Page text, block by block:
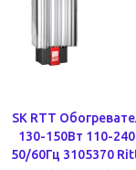
SK RTT
130-150Вт 110-
50/60Гц 3105370